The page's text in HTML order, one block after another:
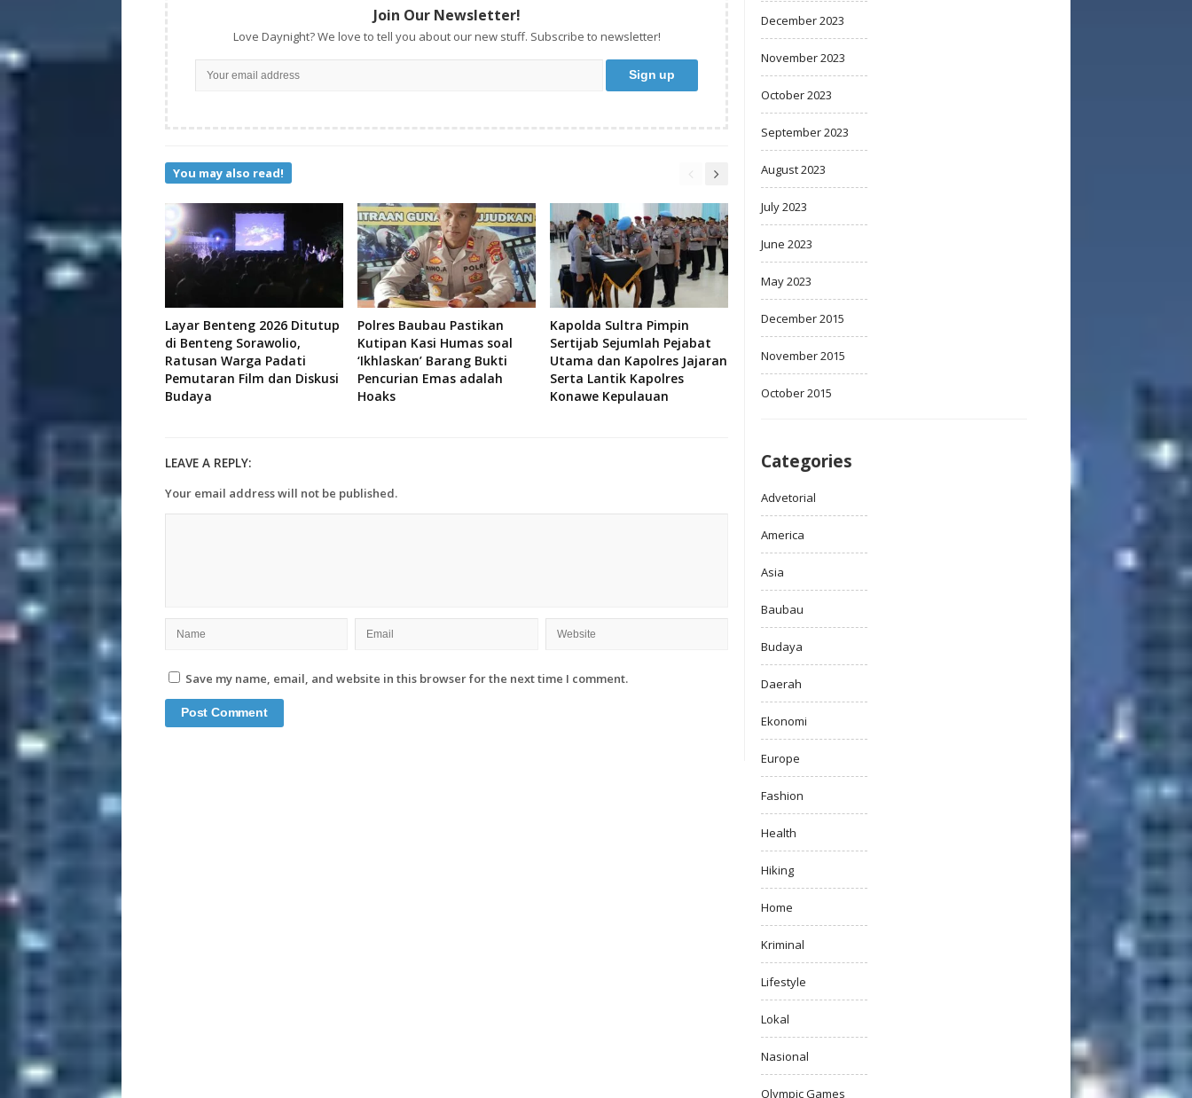
Join Our Newsletter!
Love Daynight? We love to tell you about our new stuff. Subscribe to newsletter!
You may also read!
Layar Benteng 2026 Ditutup
di Benteng Sorawolio,
Ratusan Warga Padati
Pemutaran Film dan Diskusi
Budaya
Polres Baubau Pastikan
Kutipan Kasi Humas soal
‘Ikhlaskan’ Barang Bukti
Pencurian Emas adalah
Hoaks
Kapolda Sultra Pimpin
Sertijab Sejumlah Pejabat
Utama dan Kapolres Jajaran
Serta Lantik Kapolres
Konawe Kepulauan
LEAVE A REPLY:
Your email address will not be published.
Save my name, email, and website in this browser for the next time I comment.
December 2023
November 2023
October 2023
September 2023
August 2023
July 2023
June 2023
May 2023
December 2015
November 2015
October 2015
Categories
Advetorial
America
Asia
Baubau
Budaya
Daerah
Ekonomi
Europe
Fashion
Health
Hiking
Home
Kriminal
Lifestyle
Lokal
Nasional
Olympic Games